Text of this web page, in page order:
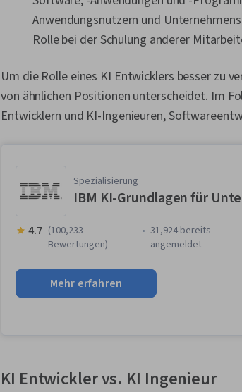
Anwendungsnutzern und
Rolle bei der Schulung anderer
Um die Rolle eines KI Entwicklers besser zu
von ähnlichen Positionen unterscheidet. Im
Entwicklern und KI-Ingenieuren,
Spezialisierung
IBM KI-Grundlagen für
4.7 (100,233
Bewertungen)
31,924 bereits
angemeldet
Mehr erfahren
KI Entwickler vs. KI Ingenieur